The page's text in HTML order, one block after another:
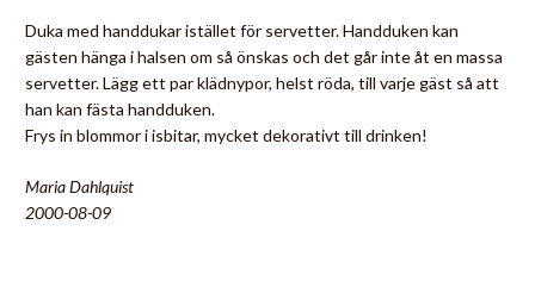
Duka med handdukar istället för servetter. Handduken kan
gästen hänga i halsen om så önskas och det går inte åt en massa
servetter. Lägg ett par klädnypor, helst röda, till varje gäst så att
han kan fästa handduken.
Frys in blommor i isbitar, mycket dekorativt till drinken!
Maria Dahlquist
2000-08-09